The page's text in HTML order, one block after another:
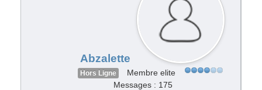
Abzalette
Hors Ligne
Membre elite
Messages : 175